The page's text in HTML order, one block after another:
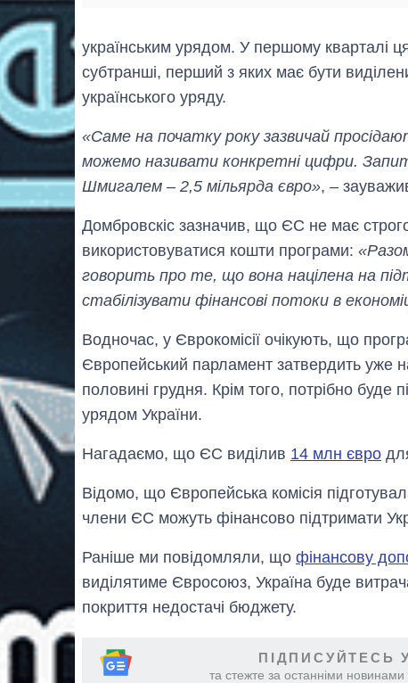
українським урядом. У першому кварталі
субтранші, перший з яких має бути
українського уряду.
«Саме на початку року зазвичай
можемо називати конкретні цифри.
Шмигалем – 2,5 мільярда євро», –
Домбровскіс зазначив, що ЄС не має
використовуватися кошти програми:
говорить про те, що вона націлена на
стабілізувати фінансові потоки в
Водночас, у Єврокомісії очікують, що
Європейський парламент затвердить уже
половині грудня. Крім того, потрібно
урядом України.
Нагадаємо, що ЄС виділив 14 млн євро
Відомо, що Європейська комісія
члени ЄС можуть фінансово підтримати
Раніше ми повідомляли, що фінансову
виділятиме Євросоюз, Україна буде
покриття недостачі бюджету.
ПІДПИСУЙТЕСЬ У
та стежте за останніми новинами